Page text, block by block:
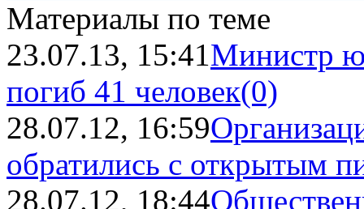
Материалы по теме
23.07.13, 15:41Министр
погиб 41 человек(0)
28.07.12, 16:59
обратились с открытым
28.07.12, 18:44